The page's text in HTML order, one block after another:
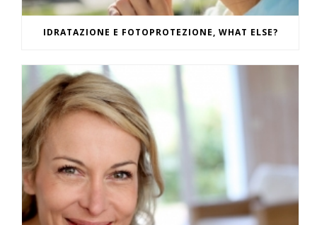
IDRATAZIONE E FOTOPROTEZIONE, WHAT ELSE?